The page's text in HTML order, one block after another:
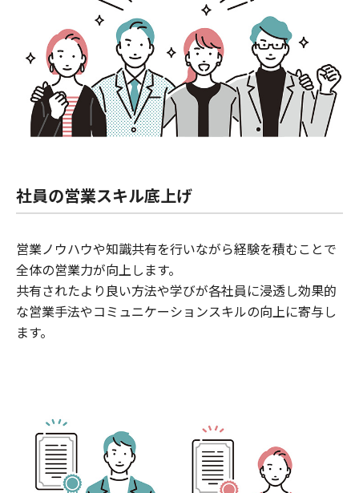
社員の営業スキル底上げ
営業ノウハウや知識共有を行いながら経験を積むことで
全体の営業力が向上します。
共有されたより良い方法や学びが各社員に浸透し効果的
な営業手法やコミュニケーションスキルの向上に寄与し
ます。